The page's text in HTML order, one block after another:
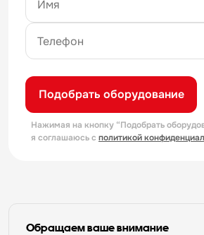
Подобрать оборудование
Нажимая на кнопку “Подобрать
я соглашаюсь с политикой
Обращаем ваше внимание